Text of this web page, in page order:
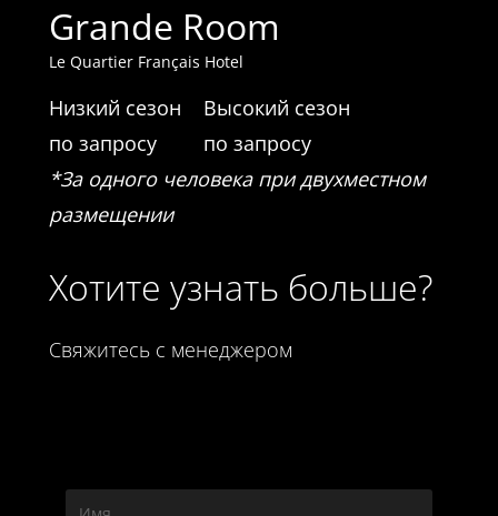
Grande Room
Le Quartier Français Hotel
Низкий сезон
по запросу
Высокий сезон
по запросу
*За одного человека при двухместном
размещении
Хотите узнать больше?
Свяжитесь с менеджером